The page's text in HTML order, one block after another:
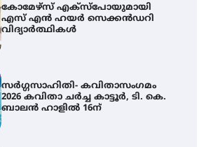
സർഗ്ഗസാഹിതി- കവിതാസംഗമം
2026 കവിതാ ചർച്ച കാട്ടൂർ, ടി. കെ.
ബാലൻ ഹാളിൽ 16ന്
ഇടത്തരം മഴയ്ക്കും കാറ്റിനും
സാധ്യത ഇരിങ്ങാലക്കുടയിൽ 4.4
മില്ലി മീറ്റർ മഴ ലഭിച്ചു